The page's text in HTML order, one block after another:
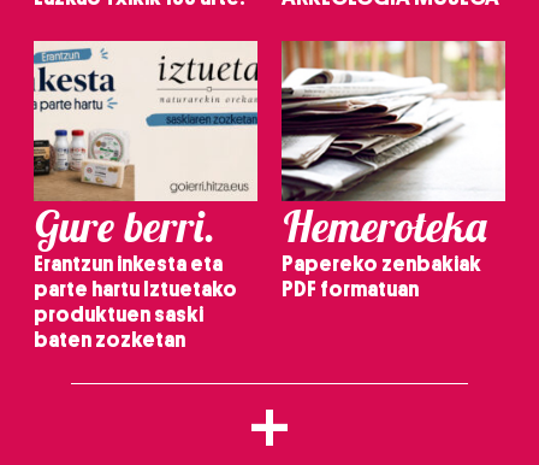
Gure berri.
Erantzun inkesta eta
parte hartu Iztuetako
produktuen saski
baten zozketan
Hemeroteka
Papereko zenbakiak
PDF formatuan
+